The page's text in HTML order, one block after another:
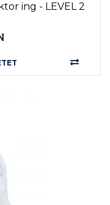
ing - LEVEL 2